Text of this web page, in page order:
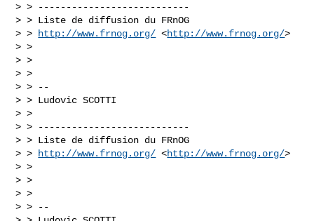
> > ---------------------------
> > Liste de diffusion du FRnOG
> >
http://www.frnog.org/ <http://www.frnog.org/>
> >
> >
> >
> > --
> > Ludovic SCOTTI
> >
> > ---------------------------
> > Liste de diffusion du FRnOG
> >
http://www.frnog.org/ <http://www.frnog.org/>
> >
> >
> >
> > --